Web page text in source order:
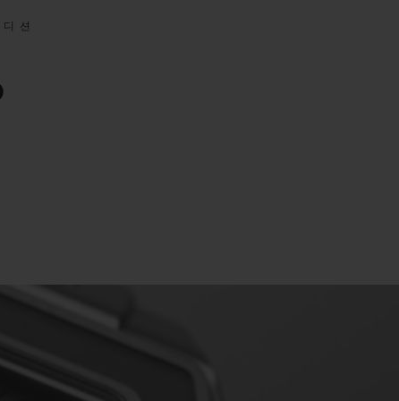
션